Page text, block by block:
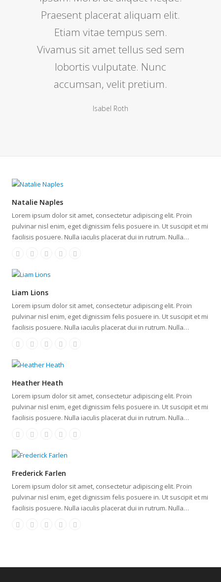
Praesent placerat aliquam elit.
Etiam vitae tempus sem.
Vivamus sit amet tellus sed sem
lobortis vulputate. Nunc
accumsan, velit pretium.
Isabel Roth
Natalie Naples
Lorem ipsum dolor sit amet, consectetur adipiscing elit. Proin
pulvinar nisl enim, eget dignissim felis posuere in. Ut suscipit et mi
facilisis posuere. Nulla iaculis placerat dui in rutrum. Nulla…
Liam Lions
Lorem ipsum dolor sit amet, consectetur adipiscing elit. Proin
pulvinar nisl enim, eget dignissim felis posuere in. Ut suscipit et mi
facilisis posuere. Nulla iaculis placerat dui in rutrum. Nulla…
Heather Heath
Lorem ipsum dolor sit amet, consectetur adipiscing elit. Proin
pulvinar nisl enim, eget dignissim felis posuere in. Ut suscipit et mi
facilisis posuere. Nulla iaculis placerat dui in rutrum. Nulla…
Frederick Farlen
Lorem ipsum dolor sit amet, consectetur adipiscing elit. Proin
pulvinar nisl enim, eget dignissim felis posuere in. Ut suscipit et mi
facilisis posuere. Nulla iaculis placerat dui in rutrum. Nulla…